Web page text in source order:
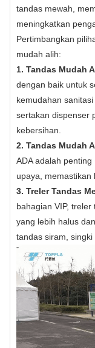
tandas mewah,
meningkatkan
Pertimbangkan
mudah alih:
1. Tandas Mudah
dengan baik untuk
kemudahan
sertakan dispenser
kebersihan.
2. Tandas Mudah
ADA adalah
upaya, memastikan
3. Treler Tandas
bahagian VIP,
yang lebih halus
tandas siram, singki